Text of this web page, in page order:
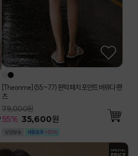
[Theonme] (55~77) 핀턱 패치 포인트 버뮤다 팬
츠
79,000원
55% 35,600원